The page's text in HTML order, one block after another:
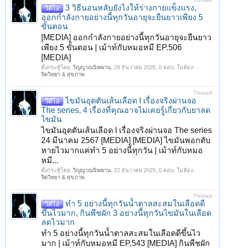
วีดีโอ
3 วิธีนอนหลับยังไงให้ร่างกายแข็งแรง,
ออกกำลังกายอย่างนี้ทุกวันอายุจะยืนยาวเพียง 5
ขั้นตอน
[MEDIA] ออกกำลังกายอย่างนี้ทุกวันอายุจะยืนยาว
เพียง 5 ขั้นตอน | เม้าท์กับหมอหมี EP.506
[MEDIA]
ตั้งกระทู้โดย: วิญญาณนิพพาน 29 ธันวาคม 2025 , 0 ตอบ, ในห้อง:
จิตวิทยา & สุขภาพ
Thread
วีดีโอ
ไขมันอุดตันเส้นเลือด I เรื่องจริงผ่านจอ
The series, 4 เรื่องที่คุณอาจไม่เคยรู้เกี่ยวกับยาลด
ไขมัน
ไขมันอุดตันเส้นเลือด I เรื่องจริงผ่านจอ The series
24 มีนาคม 2567 [MEDIA] [MEDIA] ไขมันพอกตับ
หายไวมากแค่ทำ 5 อย่างนี้ทุกวัน | เม้าท์กับหมอ
หมี...
ตั้งกระทู้โดย: วิญญาณนิพพาน 22 ธันวาคม 2025 , 0 ตอบ, ในห้อง:
จิตวิทยา & สุขภาพ
Thread
วีดีโอ
ทำ 5 อย่างนี้ทุกวันน้ำตาลสะสมในเลือดดี
ขึ้นไวมาก, กินพืชผัก 3 อย่างนี้ทุกวันไขมันในเลือด
ลดไวมาก
ทำ 5 อย่างนี้ทุกวันน้ำตาลสะสมในเลือดดีขึ้นไว
มาก | เม้าท์กับหมอหมี EP.543 [MEDIA] กินพืชผัก